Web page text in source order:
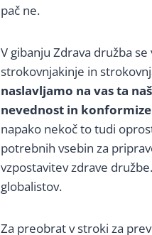
pač ne.
V gibanju Zdrava družba
strokovnjakinje in
naslavljamo na vas ta
nevednost in
napako nekoč to tudi
potrebnih vsebin za
vzpostavitev zdrave
globalistov.
Za preobrat v stroki za